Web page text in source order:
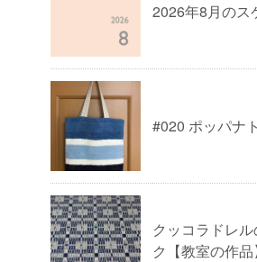
2026年8月のス
#020 ポッパナ
クッコラドレ
ク【教室の作品